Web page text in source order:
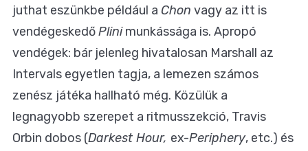
juthat eszünkbe például a Chon vagy az itt is
vendégeskedőPlinimunkássága is. Apropó
vendégek: bár jelenleg hivatalosan Marshall az
Intervals egyetlen tagja, a lemezen számos
zenész játéka hallható még. Közülük a
legnagyobb szerepet a ritmusszekció, Travis
Orbin dobos (Darkest Hour, ex-Periphery, etc.) és